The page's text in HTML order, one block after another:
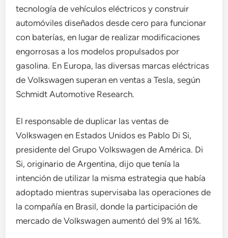
tecnología de vehículos eléctricos y construir
automóviles diseñados desde cero para funcionar
con baterías, en lugar de realizar modificaciones
engorrosas a los modelos propulsados ​​por
gasolina. En Europa, las diversas marcas eléctricas
de Volkswagen superan en ventas a Tesla, según
Schmidt Automotive Research.
El responsable de duplicar las ventas de
Volkswagen en Estados Unidos es Pablo Di Si,
presidente del Grupo Volkswagen de América. Di
Si, originario de Argentina, dijo que tenía la
intención de utilizar la misma estrategia que había
adoptado mientras supervisaba las operaciones de
la compañía en Brasil, donde la participación de
mercado de Volkswagen aumentó del 9% al 16%.